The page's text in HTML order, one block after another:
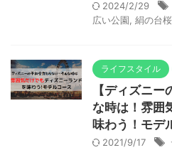
2024/2/29
広い公園 絹の台
ライフスタイル
【ディズニ
な時は！雰囲
味わう！モデ
2021/9/17